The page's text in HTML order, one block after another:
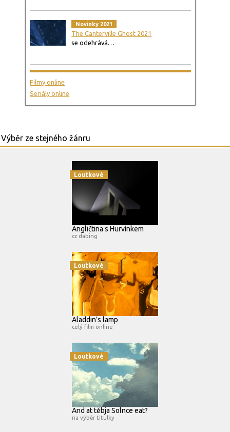
Novinky 2021
The Canterville Ghost 2021
se odehrává…
Filmy online
Seriály online
Loutkové
Angličtina s Hurvínkem
cz dabing
Loutkové
Aladdin’s lamp
celý film online
Loutkové
And at těbja Solnce eat?
na výběr titulky